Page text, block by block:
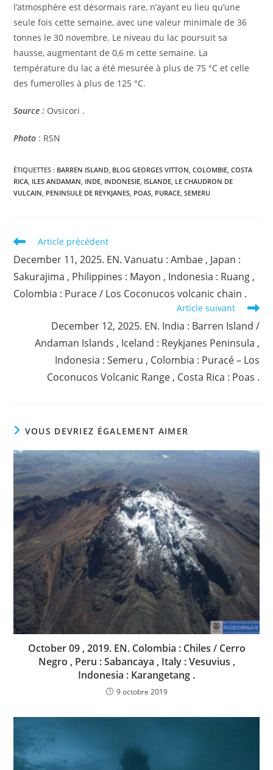
l’atmosphère est désormais rare, n’ayant eu lieu qu’une
seule fois cette semaine, avec une valeur minimale de 36
tonnes le 30 novembre. Le niveau du lac poursuit sa
hausse, augmentant de 0,6 m cette semaine. La
température du lac a été mesurée à plus de 75 °C et celle
des fumerolles à plus de 125 °C.
Source : Ovsicori .
Photo : RSN
ÉTIQUETTES : BARREN ISLAND, BLOG GEORGES VITTON, COLOMBIE, COSTA
RICA, ILES ANDAMAN, INDE, INDONESIE, ISLANDE, LE CHAUDRON DE
VULCAIN, PENINSULE DE REYKJANES, POAS, PURACE, SEMERU
Read
articles
Article précédent
December 11, 2025. EN. Vanuatu : Ambae , Japan :
Sakurajima , Philippines : Mayon , Indonesia : Ruang ,
Colombia : Purace / Los Coconucos volcanic chain .
Article suivant
December 12, 2025. EN. India : Barren Island /
Andaman Islands , Iceland : Reykjanes Peninsula ,
Indonesia : Semeru , Colombia : Puracé – Los
Coconucos Volcanic Range , Costa Rica : Poas .
VOUS DEVRIEZ ÉGALEMENT AIMER
October 09 , 2019. EN. Colombia : Chiles / Cerro
Negro , Peru : Sabancaya , Italy : Vesuvius ,
Indonesia : Karangetang .
9 octobre 2019